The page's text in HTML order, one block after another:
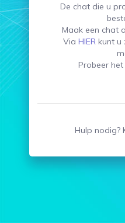
De chat die u
Maak een chat
ViaHIER kunt u
Probeer
Hulp nodig?